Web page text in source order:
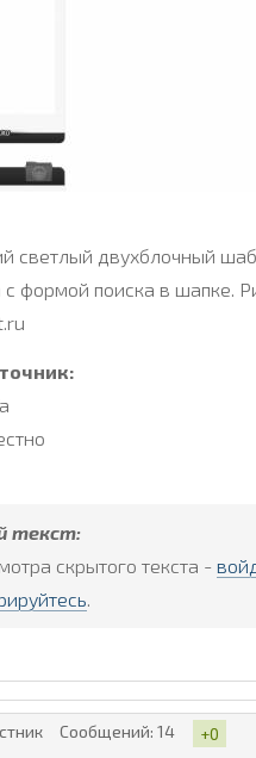
светлый двухблочный
с формой поиска в шапке.
текст:
скрытого текста -
.
Сообщений: 14 +0